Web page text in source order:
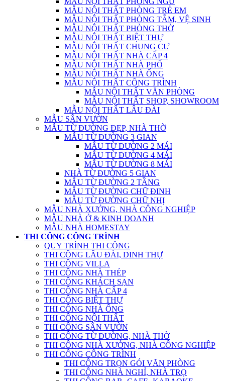
MẪU NỘI THẤT PHÒNG TRẺ EM
MẪU NỘI THẤT PHÒNG TẮM, VỆ SINH
MẪU NỘI THẤT PHÒNG THỜ
MẪU NỘI THẤT BIỆT THỰ
MẪU NỘI THẤT CHUNG CƯ
MẪU NỘI THẤT NHÀ CẤP 4
MẪU NỘI THẤT NHÀ PHỐ
MẪU NỘI THẤT NHÀ ỐNG
MẪU NỘI THẤT CÔNG TRÌNH
MẪU NỘI THẤT VĂN PHÒNG
MẪU NỘI THẤT SHOP, SHOWROOM
MẪU NỘI THẤT LÂU ĐÀI
MẪU SÂN VƯỜN
MẪU TỪ ĐƯỜNG ĐẸP, NHÀ THỜ
MẪU TỪ ĐƯỜNG 3 GIAN
MẪU TỪ ĐƯỜNG 2 MÁI
MẪU TỪ ĐƯỜNG 4 MÁI
MẪU TỪ ĐƯỜNG 8 MÁI
NHÀ TỪ ĐƯỜNG 5 GIAN
MẪU TỪ ĐƯỜNG 2 TẦNG
MẪU TỪ ĐƯỜNG CHỮ ĐINH
MẪU TỪ ĐƯỜNG CHỮ NHỊ
MẪU NHÀ XƯỞNG, NHÀ CÔNG NGHIỆP
MẪU NHÀ Ở & KINH DOANH
MẪU NHÀ HOMESTAY
THI CÔNG CÔNG TRÌNH
QUY TRÌNH THI CÔNG
THI CÔNG LÂU ĐÀI, DINH THỰ
THI CÔNG VILLA
THI CÔNG NHÀ THÉP
THI CÔNG KHÁCH SẠN
THI CÔNG NHÀ CẤP 4
THI CÔNG BIỆT THỰ
THI CÔNG NHÀ ỐNG
THI CÔNG NỘI THẤT
THI CÔNG SÂN VƯỜN
THI CÔNG TỪ ĐƯỜNG, NHÀ THỜ
THI CÔNG NHÀ XƯỞNG, NHÀ CÔNG NGHIỆP
THI CÔNG CÔNG TRÌNH
THI CÔNG TRỌN GÓI VĂN PHÒNG
THI CÔNG NHÀ NGHỈ, NHÀ TRỌ